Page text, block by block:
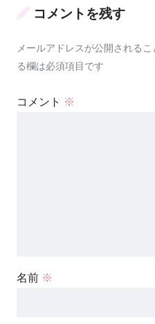
コメントを残す
メールアドレスが公開されるこ
る欄は必須項目です
コメント ※
名前 ※